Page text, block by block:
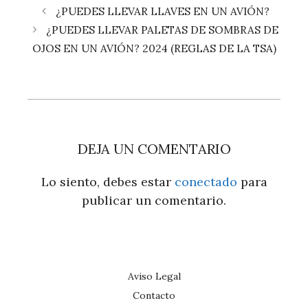
¿PUEDES LLEVAR LLAVES EN UN AVIÓN?
¿PUEDES LLEVAR PALETAS DE SOMBRAS DE
OJOS EN UN AVIÓN? 2024 (REGLAS DE LA TSA)
DEJA UN COMENTARIO
Lo siento, debes estar conectado para
publicar un comentario.
Aviso Legal
Contacto